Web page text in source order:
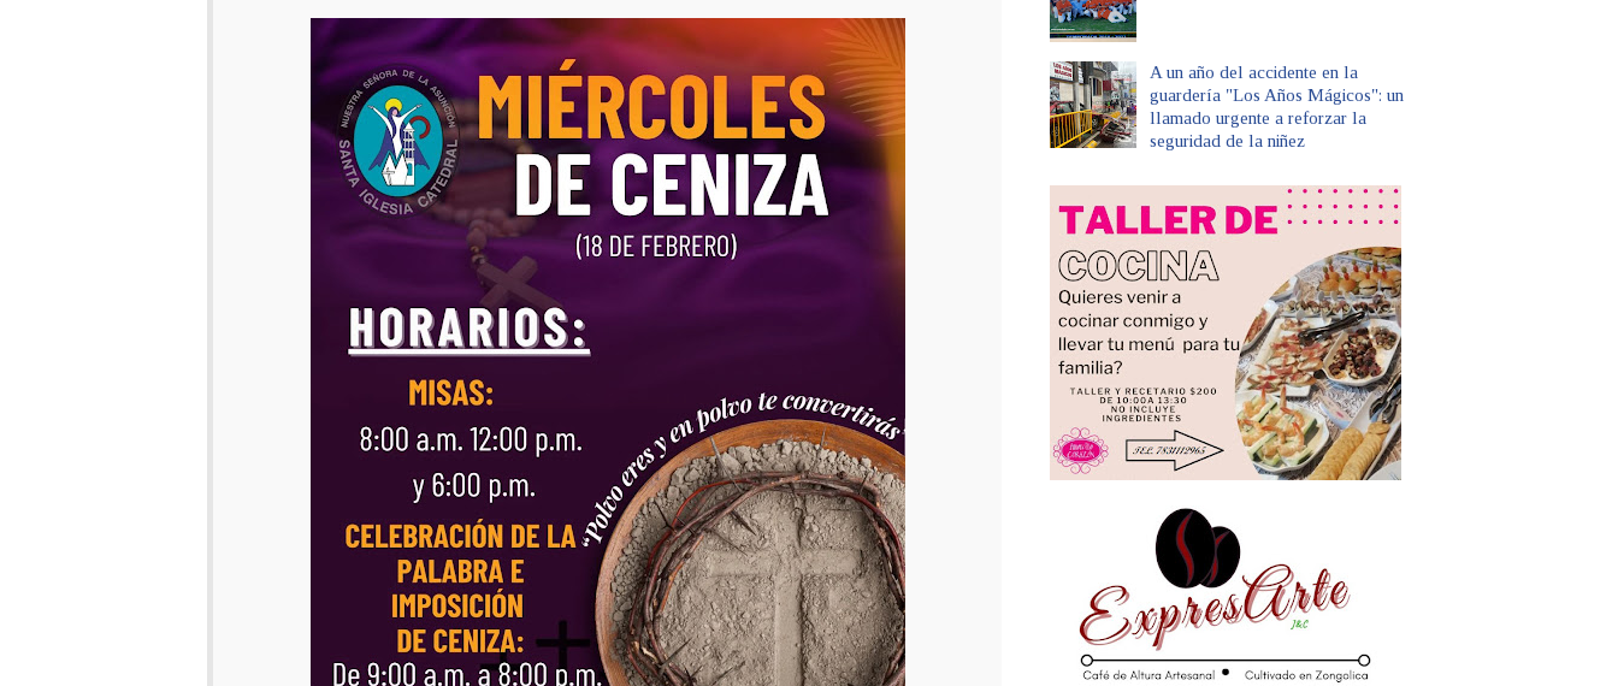
A un año del accidente en la
guardería "Los Años Mágicos": un
llamado urgente a reforzar la
seguridad de la niñez